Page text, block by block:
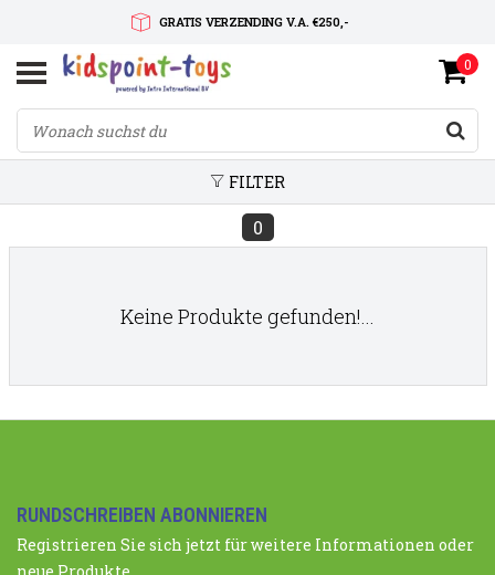
GRATIS VERZENDING V.A. €250,-
SNELLE LEVERTIJD
SERVICE OP MAAT
0
FILTER
0
Keine Produkte gefunden!...
RUNDSCHREIBEN ABONNIEREN
Registrieren Sie sich jetzt für weitere Informationen oder